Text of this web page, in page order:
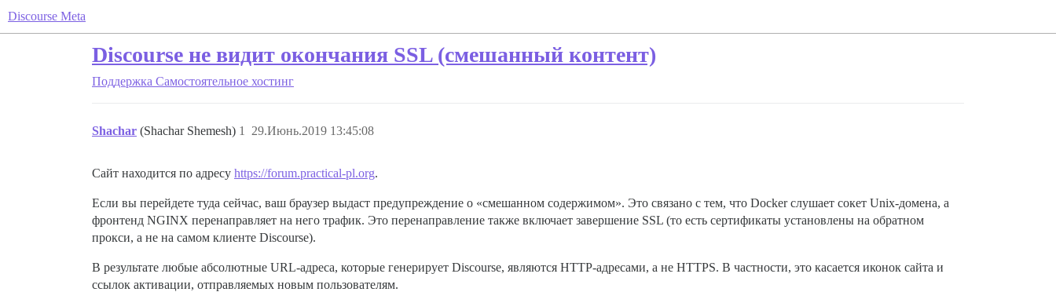
Discourse Meta
Discourse не видит окончания SSL (смешанный контент)
Поддержка Самостоятельное хостинг
Shachar (Shachar Shemesh) 29.Июнь.2019 13:45:08
1
Сайт находится по адресу https://forum.practical-pl.org.
Если вы перейдете туда сейчас, ваш браузер выдаст предупреждение о «смешанном содержимом». Это связано с тем, что Docker слушает сокет Unix-домена, а
фронтенд NGINX перенаправляет на него трафик. Это перенаправление также включает завершение SSL (то есть сертификаты установлены на обратном
прокси, а не на самом клиенте Discourse).
В результате любые абсолютные URL-адреса, которые генерирует Discourse, являются HTTP-адресами, а не HTTPS. В частности, это касается иконок сайта и
ссылок активации, отправляемых новым пользователям.